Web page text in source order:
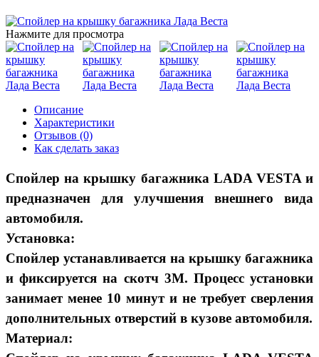
Нажмите для просмотра
Описание
Характеристики
Отзывов (0)
Как сделать заказ
Спойлер на крышку багажника LADA VESTA и
предназначен для улучшения внешнего вида
автомобиля.
Установка:
Спойлер устанавливается на крышку багажника
и фиксируется на скотч 3М. Процесс установки
занимает менее 10 минут и не требует сверления
дополнительных отверстий в кузове автомобиля.
Материал: